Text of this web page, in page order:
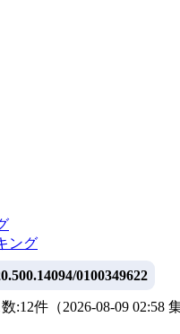
ング
0100349622
:12件 （2026-08-09 02:58